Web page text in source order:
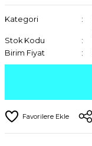
Kategori
Stok Kodu
Birim Fiyat